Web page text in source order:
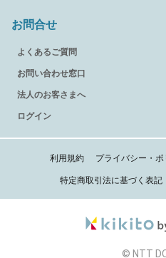
お問合せ
よくあるご質問
お問い合わせ窓口
法人のお客さまへ
ログイン
利用規約 プライバシー・ポ
特定商取引法に基づく表記
© NTT